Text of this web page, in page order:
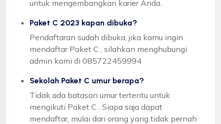
untuk mengembangkan karier Anda.
Paket C 2023 kapan dibuka?
Pendaftaran sudah dibuka, jika kamu ingin
mendaftar Paket C , silahkan menghubungi
admin kami di 085722459994
Sekolah Paket C umur berapa?
Tidak ada batasan umur tertentu untuk
mengikuti Paket C . Siapa saja dapat
mendaftar, mulai dari orang yang tidak pernah